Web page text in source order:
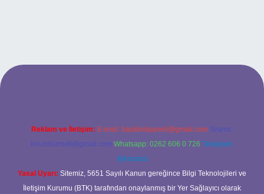
Reklam ve İletişim: E-mail: backlinkpaneli@gmail.com Teams:
forumhizmeti@gmail.com Whatsapp: 0262 606 0 726 Telegram:
@karabul
Yasal Uyarı: Sitemiz, 5651 Sayılı Kanun gereğince Bilgi Teknolojileri ve
İletişim Kurumu (BTK) tarafından onaylanmış bir Yer Sağlayıcı olarak